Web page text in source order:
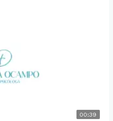
00:39